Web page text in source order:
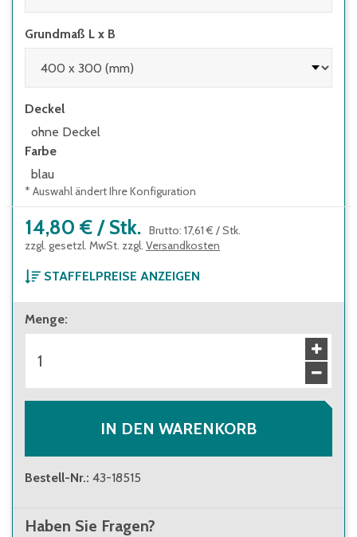
Grundmaß L x B
Deckel
ohne Deckel
Farbe
blau
* Auswahl ändert Ihre Konfiguration
14,80 € / Stk. Brutto: 17,61 € /Stk.
zzgl. gesetzl. MwSt. zzgl. Versandkosten
STAFFELPREISE ANZEIGEN
ab 1 Stück
14,80 €
ab 96 Stück
13,70 €
Menge:
IN DEN WARENKORB
Bestell-Nr.: 43-18515
Haben Sie Fragen?